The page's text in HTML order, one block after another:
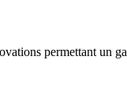
permettant un